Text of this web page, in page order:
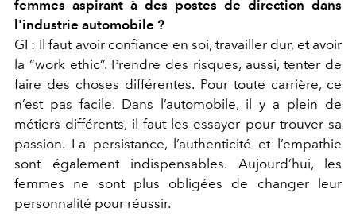
femmes aspirant à des postes de direction dans
l'industrie automobile ?
GI : Il faut avoir confiance en soi, travailler dur, et avoir
la “work ethic”. Prendre des risques, aussi, tenter de
faire des choses différentes. Pour toute carrière, ce
n’est pas facile. Dans l’automobile, il y a plein de
métiers différents, il faut les essayer pour trouver sa
passion. La persistance, l’authenticité et l’empathie
sont également indispensables. Aujourd’hui, les
femmes ne sont plus obligées de changer leur
personnalité pour réussir.